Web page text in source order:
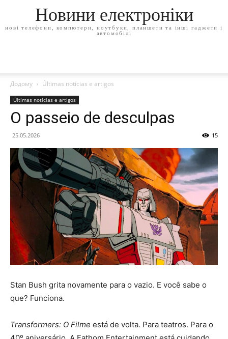
Новини електроніки
нові телефони, компютери, ноутбуки, планшети та інші гаджети і
автомобілі
Додому Últimas notícias e artigos
Últimas notícias e artigos
O passeio de desculpas
25.05.2026 15
Stan Bush grita novamente para o vazio. E você sabe o
que? Funciona.
Transformers: O Filme está de volta. Para teatros. Para o